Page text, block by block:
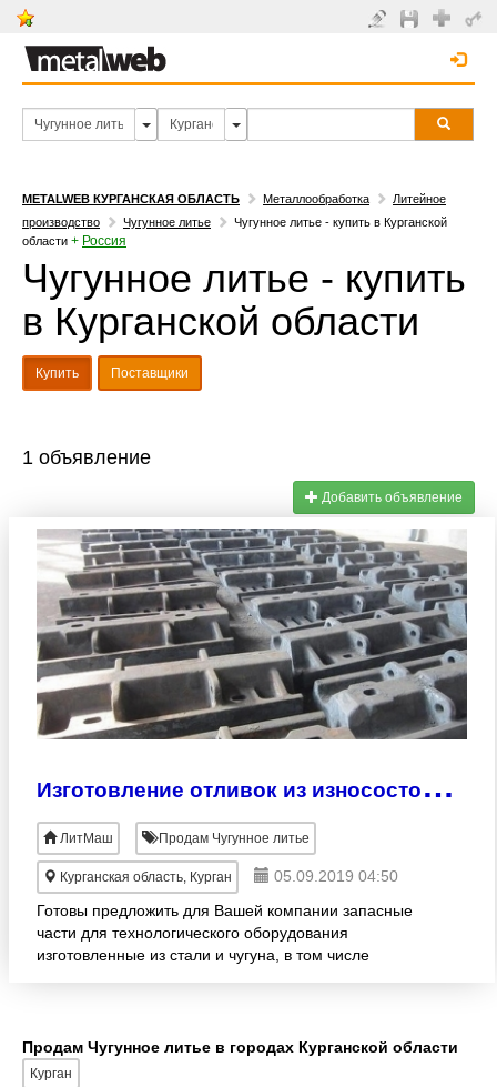
METALWEB КУРГАНСКАЯ ОБЛАСТЬ Металлообработка
Литейное
производство
Чугунное литье
Чугунное литье - купить в Курганской
области + Россия
Чугунное литье - купить
в Курганской области
Купить Поставщики
1 объявление
Добавить объявление
И
зготовление отливок из износостойкой стали 110Г13Л. Литье 110Г13Л
ЛитМаш Продам Чугунное литье
Курганская область, Курган
05.09.2019 04:50
Готовы предложить для Вашей компании запасные
части для технологического оборудования
изготовленные из стали и чугуна, в том числе
Продам Чугунное литье в городах Курганской области
Курган